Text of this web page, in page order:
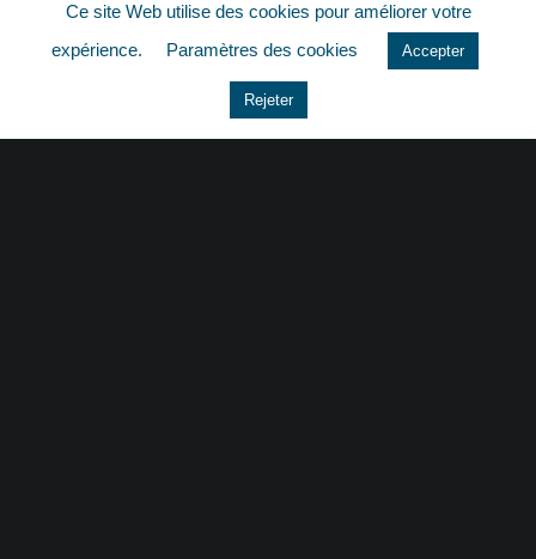
histoire
Ce site Web utilise des cookies pour améliorer votre
expérience.
Paramètres des cookies Accepter
Rejeter